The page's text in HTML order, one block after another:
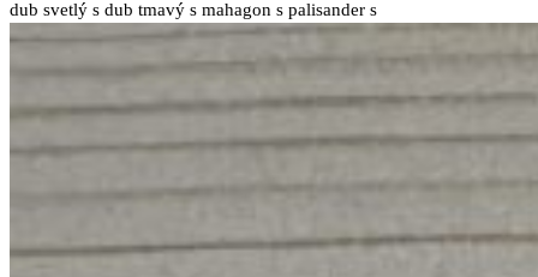
dub svetlý s dub tmavý s mahagon s palisander s